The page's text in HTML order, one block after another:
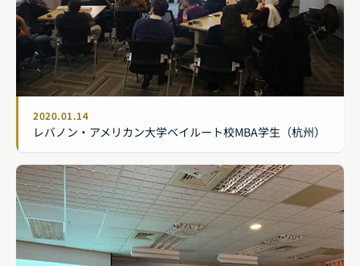
2020.01.14
レバノン・アメリカン大学ベイルート校MBA学生（杭州）